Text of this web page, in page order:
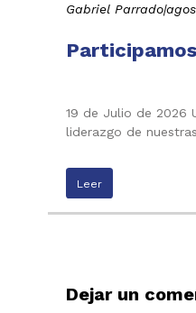
Gabriel Parrado|
19 de Julio de 2026
liderazgo de
Leer
Dejar un